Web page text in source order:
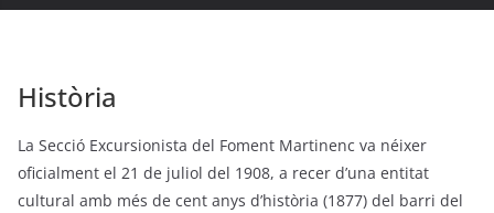
Història
La Secció Excursionista del Foment Martinenc va néixer
oficialment el 21 de juliol del 1908, a recer d’una entitat
cultural amb més de cent anys d’història (1877) del barri del